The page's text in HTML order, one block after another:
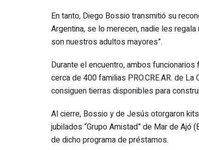
En tanto, Diego Bossio transmitió su
Argentina, se lo merecen, nadie les
son nuestros adultos mayores”.
Durante el encuentro, ambos
cerca de 400 familias PRO.CRE.AR. de
consiguen tierras disponibles para
Al cierre, Bossio y de Jesús otorgaron
jubilados “Grupo Amistad” de Mar de Ajó
de dicho programa de préstamos.